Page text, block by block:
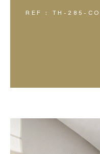
REF : TH-285-